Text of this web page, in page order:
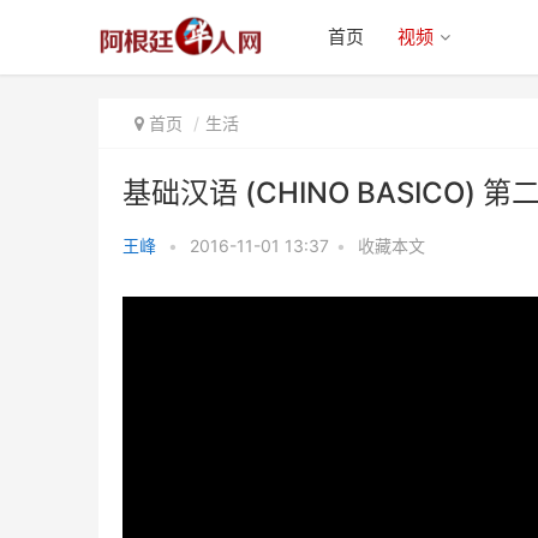
首页 视频
首页 生活
基础汉语 (CHINO BASICO) 第
王峰 • 2016-11-01 13:37 • 收藏本文